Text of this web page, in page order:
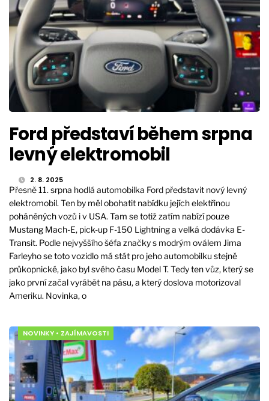
Ford představí během srpna
levný elektromobil
2. 8. 2025
Přesně 11. srpna hodlá automobilka Ford představit nový levný
elektromobil. Ten by měl obohatit nabídku jejích elektřinou
poháněných vozů i v USA. Tam se totiž zatím nabízí pouze
Mustang Mach-E, pick-up F-150 Lightning a velká dodávka E-
Transit. Podle nejvyššího šéfa značky s modrým oválem Jima
Farleyho se toto vozidlo má stát pro jeho automobilku stejně
průkopnické, jako byl svého času Model T. Tedy ten vůz, který se
jako první začal vyrábět na pásu, a který doslova motorizoval
Ameriku. Novinka, o
NOVINKY • ZAJÍMAVOSTI